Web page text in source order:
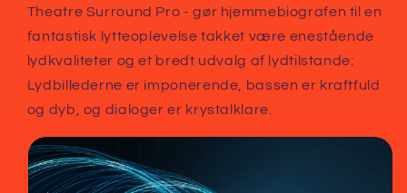
Theatre Surround Pro - gør hjemmebiografen til en
fantastisk lytteoplevelse takket være enestående
lydkvaliteter og et bredt udvalg af lydtilstande:
Lydbillederne er imponerende, bassen er kraftfuld
og dyb, og dialoger er krystalklare.